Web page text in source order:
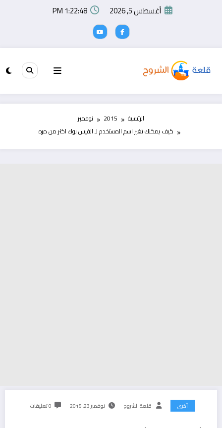
أغسطس 5, 2026 1:22:48 PM
الرئيسية 2015
نوفمبر
كيف يمكنك تغير اسم المستخدم لـ الفيس بوك اكتر من مره
أخرى قلعة الشروح نوفمبر 23, 2015 0 تعليقات